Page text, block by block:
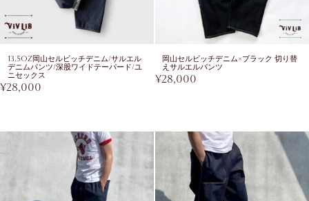
13.5oz岡山セルビッチデニム/サルエル
デニムパンツ/深股ワイドテーパード/ユ
ニセックス
¥28,000
岡山セルビッチデニム×ブラック 切り替
えサルエルパンツ
¥28,000